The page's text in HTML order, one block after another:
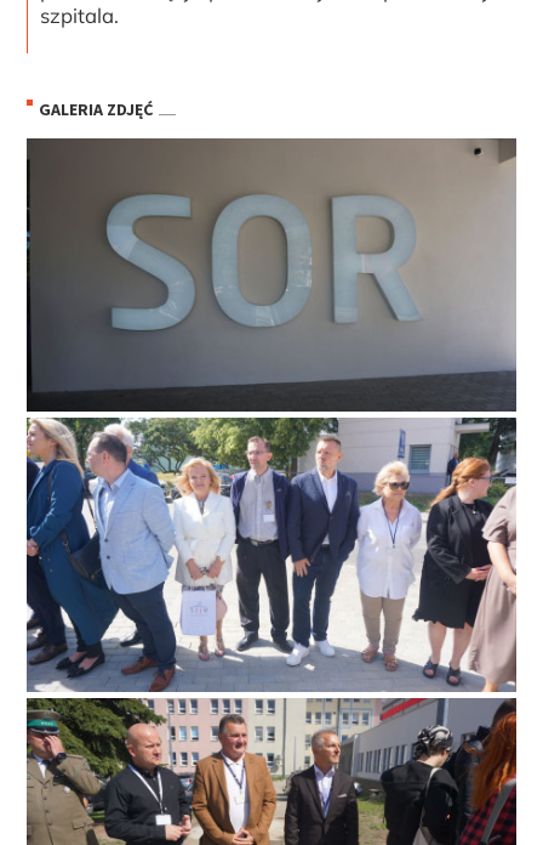
szpitala.
GALERIA ZDJĘĆ